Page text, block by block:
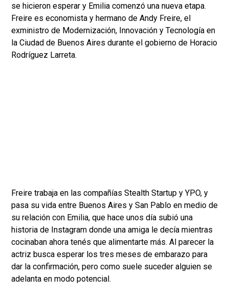
se hicieron esperar y Emilia comenzó una nueva etapa.
Freire es economista y hermano de Andy Freire, el
exministro de Modernización, Innovación y Tecnología en
la Ciudad de Buenos Aires durante el gobierno de Horacio
Rodríguez Larreta.
Freire trabaja en las compañías Stealth Startup y YPO, y
pasa su vida entre Buenos Aires y San Pablo en medio de
su relación con Emilia, que hace unos día subió una
historia de Instagram donde una amiga le decía mientras
cocinaban ahora tenés que alimentarte más. Al parecer la
actriz busca esperar los tres meses de embarazo para
dar la confirmación, pero como suele suceder alguien se
adelanta en modo potencial.